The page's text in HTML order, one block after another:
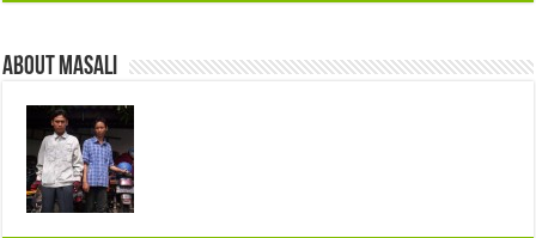
About masali